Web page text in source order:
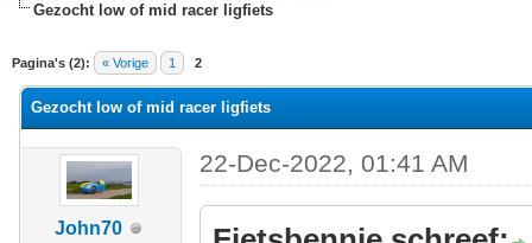
Gezocht low of mid racer ligfiets
Pagina's (2): « Vorige 1 2
waardering is 0
Gezocht low of mid racer ligfiets
John70
22-Dec-2022, 01:41 AM